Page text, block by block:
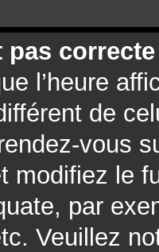
pas
l’heure
de
vous
modifiez le
par
Veuillez